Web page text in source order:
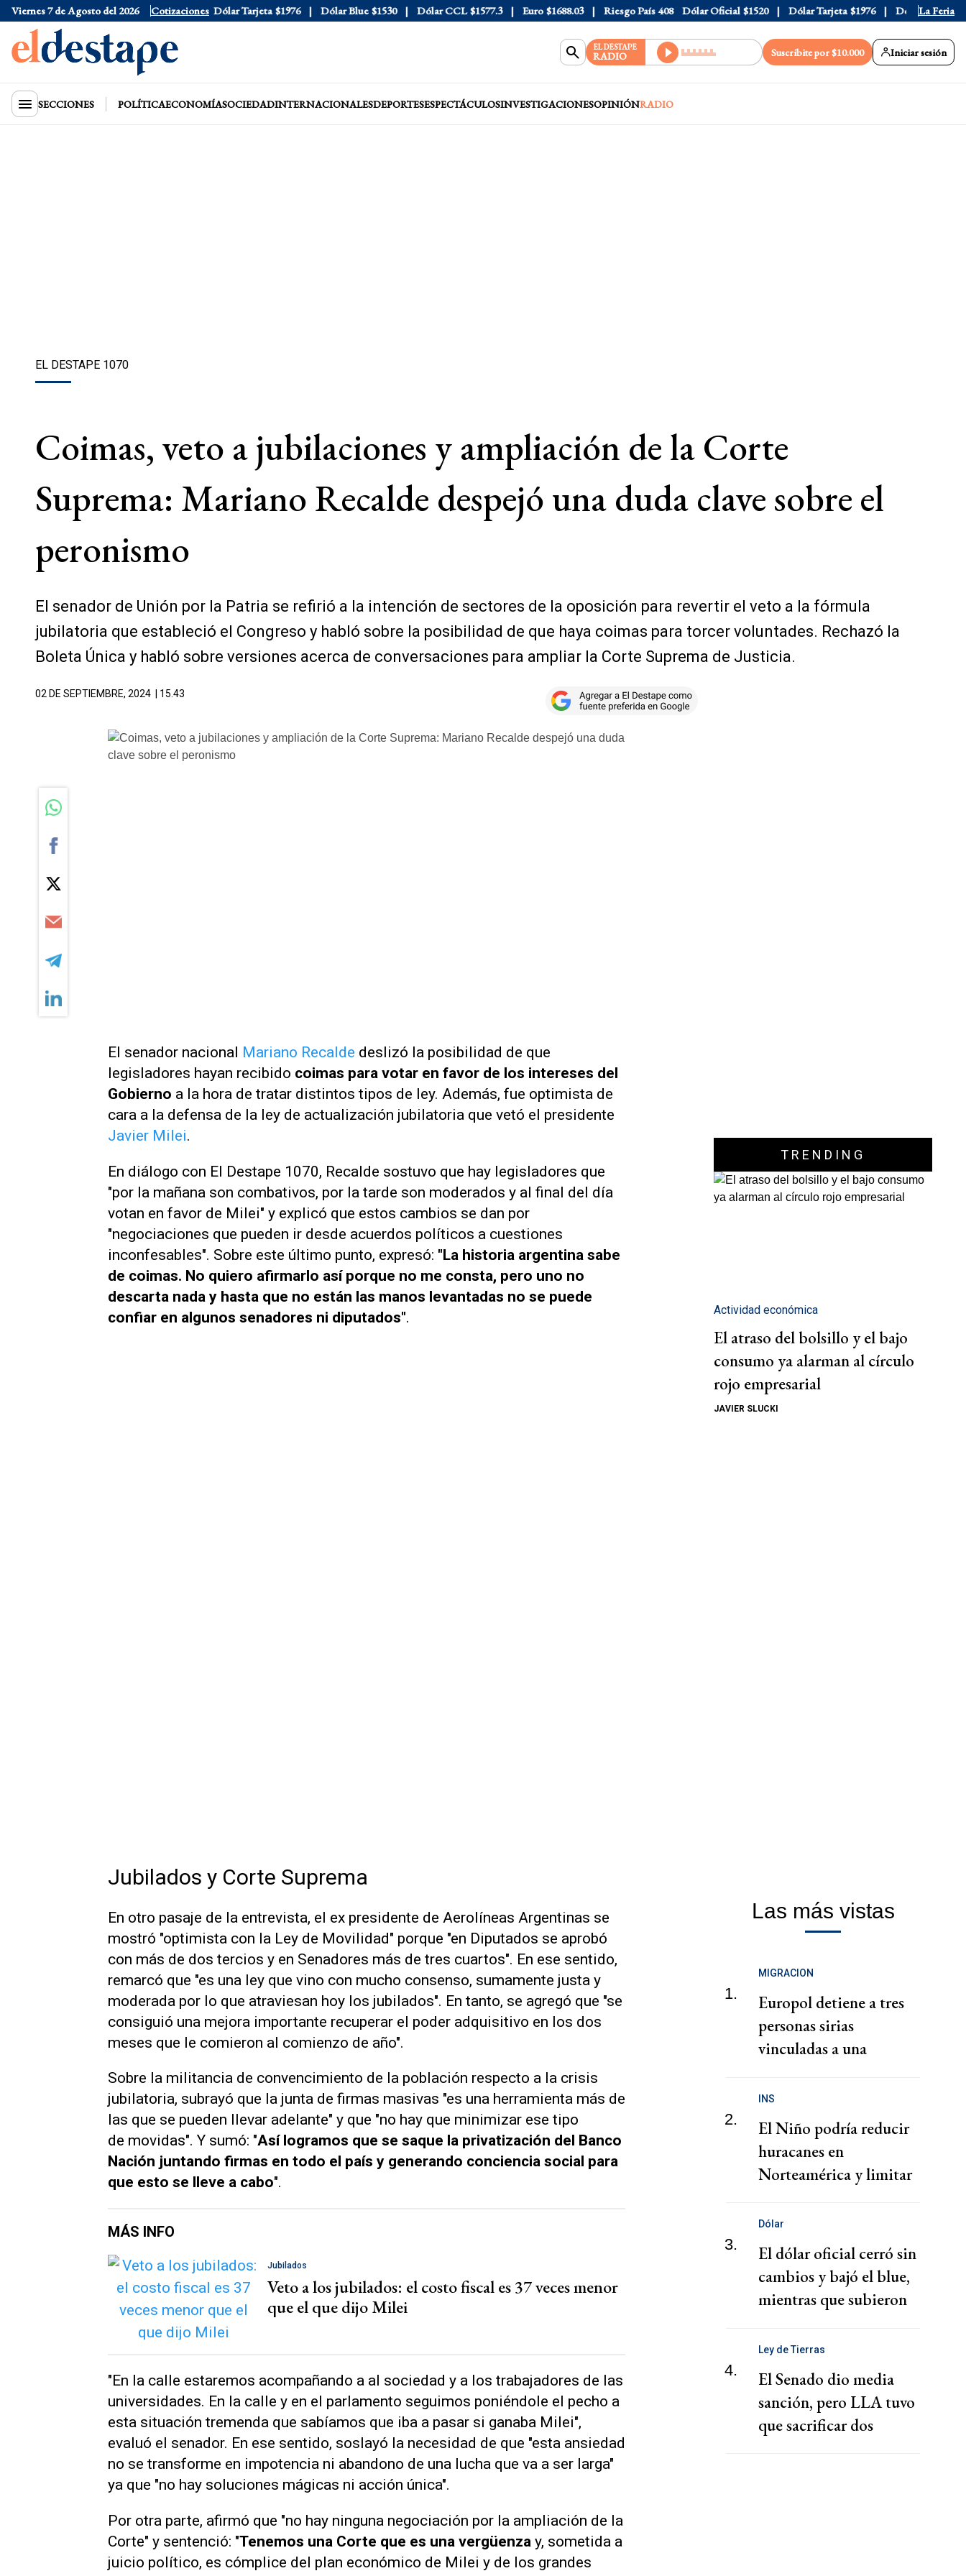
Viernes 7 de Agosto del 2026 Cotizaciones
Dólar Oficial $1520 Dólar Tarjeta $1976 Dólar Blue $1530 Dólar CCL $1577.3 Euro $1688.03 Riesgo País 408 Dólar Oficial $1520 Dólar Tarjeta $1976 Dólar Blue $1530
La Feria
EL DESTAPE
RADIO Suscribite por $10.000 Iniciar sesión
SECCIONES POLÍTICAECONOMÍASOCIEDADINTERNACIONALESDEPORTESESPECTÁCULOSINVESTIGACIONESOPINIÓNRADIO
EL DESTAPE 1070
Coimas, veto a jubilaciones y ampliación de la Corte
Suprema: Mariano Recalde despejó una duda clave sobre el
peronismo
El senador de Unión por la Patria se refirió a la intención de sectores de la oposición para revertir el veto a la fórmula
jubilatoria que estableció el Congreso y habló sobre la posibilidad de que haya coimas para torcer voluntades. Rechazó la
Boleta Única y habló sobre versiones acerca de conversaciones para ampliar la Corte Suprema de Justicia.
02 DE SEPTIEMBRE, 2024 | 15.43
El senador nacional Mariano Recalde deslizó la posibilidad de que
legisladores hayan recibido coimas para votar en favor de los intereses del
Gobierno a la hora de tratar distintos tipos de ley. Además, fue optimista de
cara a la defensa de la ley de actualización jubilatoria que vetó el presidente
Javier Milei.
En diálogo con El Destape 1070, Recalde sostuvo que hay legisladores que
"por la mañana son combativos, por la tarde son moderados y al final del día
votan en favor de Milei" y explicó que estos cambios se dan por
"negociaciones que pueden ir desde acuerdos políticos a cuestiones
inconfesables". Sobre este último punto, expresó: "La historia argentina sabe
de coimas. No quiero afirmarlo así porque no me consta, pero uno no
descarta nada y hasta que no están las manos levantadas no se puede
confiar en algunos senadores ni diputados".
Jubilados y Corte Suprema
En otro pasaje de la entrevista, el ex presidente de Aerolíneas Argentinas se
mostró "optimista con la Ley de Movilidad" porque "en Diputados se aprobó
con más de dos tercios y en Senadores más de tres cuartos". En ese sentido,
remarcó que "es una ley que vino con mucho consenso, sumamente justa y
moderada por lo que atraviesan hoy los jubilados". En tanto, se agregó que "se
consiguió una mejora importante recuperar el poder adquisitivo en los dos
meses que le comieron al comienzo de año".
Sobre la militancia de convencimiento de la población respecto a la crisis
jubilatoria, subrayó que la junta de firmas masivas "es una herramienta más de
las que se pueden llevar adelante" y que "no hay que minimizar ese tipo
de movidas". Y sumó: "Así logramos que se saque la privatización del Banco
Nación juntando firmas en todo el país y generando conciencia social para
que esto se lleve a cabo".
MÁS INFO
Jubilados
Veto a los jubilados: el costo fiscal es 37 veces menor
que el que dijo Milei
"En la calle estaremos acompañando a al sociedad y a los trabajadores de las
universidades. En la calle y en el parlamento seguimos poniéndole el pecho a
esta situación tremenda que sabíamos que iba a pasar si ganaba Milei",
evaluó el senador. En ese sentido, soslayó la necesidad de que "esta ansiedad
no se transforme en impotencia ni abandono de una lucha que va a ser larga"
ya que "no hay soluciones mágicas ni acción única".
Por otra parte, afirmó que "no hay ninguna negociación por la ampliación de la
Corte" y sentenció: "Tenemos una Corte que es una vergüenza y, sometida a
juicio político, es cómplice del plan económico de Milei y de los grandes
TRENDING
Actividad económica
El atraso del bolsillo y el bajo
consumo ya alarman al círculo
rojo empresarial
JAVIER SLUCKI
Las más vistas
1.
MIGRACION
Europol detiene a tres
personas sirias
vinculadas a una
de migrantes
2.
INS
El Niño podría reducir
huracanes en
Norteamérica y limitar
Zurich
3.
Dólar
El dólar oficial cerró sin
cambios y bajó el blue,
mientras que subieron
4.
Ley de Tierras
El Senado dio media
sanción, pero LLA tuvo
que sacrificar dos